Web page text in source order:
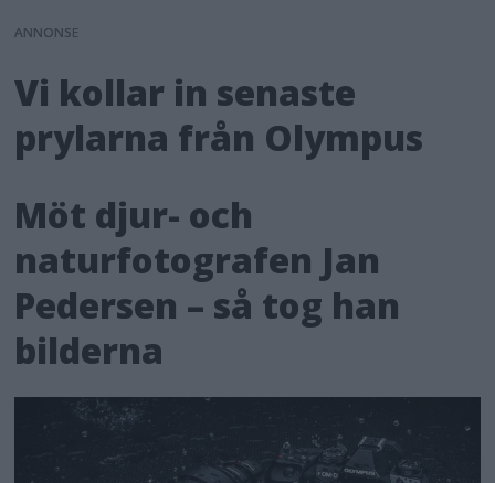
ANNONS
Vi kollar in senaste
prylarna från Olympus
Möt djur- och
naturfotografen Jan
Pedersen – så tog han
bilderna